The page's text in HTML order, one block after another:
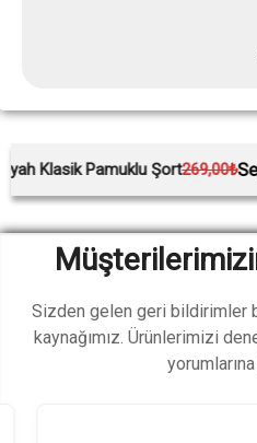
Pamuklu Şort269,00₺Sepette
Sizden gelen geri bildirimler
kaynağımız. Ürünlerimizi